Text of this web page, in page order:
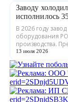
Заводу
исполнилось
В 2026 году
оборудования
производства.
Республики
13 июля 2026